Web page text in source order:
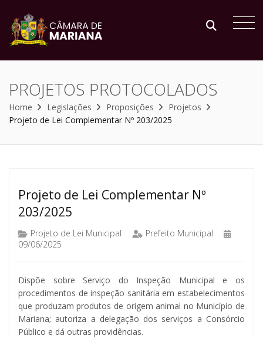
PROJETOS PROTOCOLADOS
Home Legislações Proposições
Projetos
Projeto de Lei Complementar Nº 203/2025
Projeto de Lei Complementar Nº
203/2025
Projeto de Lei Municipal
Prefeito Municipal
09/06/2025
Dispõe sobre Serviço do Inspeção Municipal e os
procedimentos de inspeção sanitária em estabelecimentos
que produzam produtos de origem animal no Município de
Mariana; autoriza a delegação dos serviços a Consórcio
Público e dá outras providências.